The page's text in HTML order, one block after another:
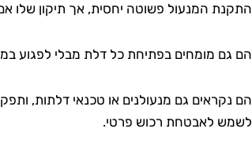
התקנת המנעול פשוטה יחסית, אך תיקון שלו
הם גם מומחים בפתיחת כל דלת מבלי לפגוע
הם נקראים גם מנעולנים או טכנאי דלתות,
לשמש לאבטחת רכוש פרטי.